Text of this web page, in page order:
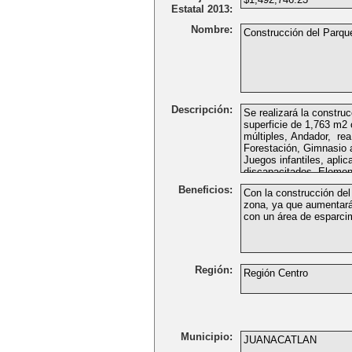
Estatal 2013:
Nombre:
Descripción:
Beneficios:
Región:
Municipio: